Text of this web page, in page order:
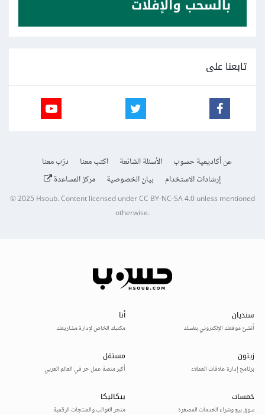
تابعنا على
عن أكاديمية حسوب الأسئلة الشائعة اكتب معنا
درّب معنا
إرشادات الاستخدام
بيان الخصوصية مركز المساعدة
© 2025Hsoub.Content licensed underCC BY-NC-SA 4.0unless mentioned
otherwise.